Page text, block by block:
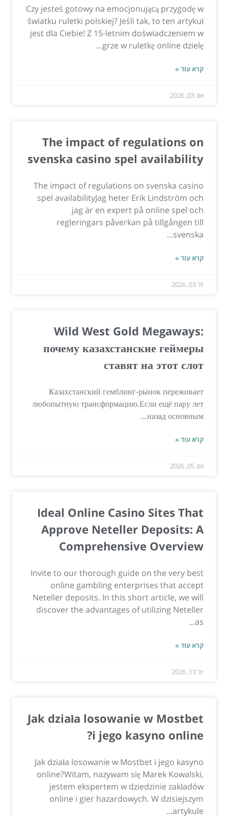
Czy jesteś gotowy na emocjonującą przygodę w
światku ruletki polskiej? Jeśli tak, to ten artykuł
jest dla Ciebie! Z 15-letnim doświadczeniem w
grze w ruletkę online dzielę...
קרא עוד »
אוג 03, 2026
The impact of regulations on
svenska casino spel availability
The impact of regulations on svenska casino
spel availabilityJag heter Erik Lindström och
jag är en expert på online spel och
regleringars påverkan på tillgången till
svenska...
קרא עוד »
יול 03, 2026
Wild West Gold Megaways:
почему казахстанские геймеры
ставят на этот слот
Казахстанский гемблинг-рынок переживает
любопытную трансформацию.Если ещё пару лет
назад основным...
קרא עוד »
אוג 05, 2026
Ideal Online Casino Sites That
Approve Neteller Deposits: A
Comprehensive Overview
Invite to our thorough guide on the very best
online gambling enterprises that accept
Neteller deposits. In this short article, we will
discover the advantages of utilizing Neteller
as...
קרא עוד »
יול 13, 2026
Jak działa losowanie w Mostbet
i jego kasyno online?
Jak działa losowanie w Mostbet i jego kasyno
online?Witam, nazywam się Marek Kowalski,
jestem ekspertem w dziedzinie zakładów
online i gier hazardowych. W dzisiejszym
artykule...